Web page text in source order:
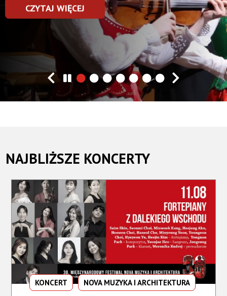
CZYTAJ WIĘCEJ
GŁOSY
Previous
slide
Zatrzymaj
slider
Next
NAJBLIŻSZE KONCERTY
KONCERT NOVA MUZYKA I ARCHITEKTURA